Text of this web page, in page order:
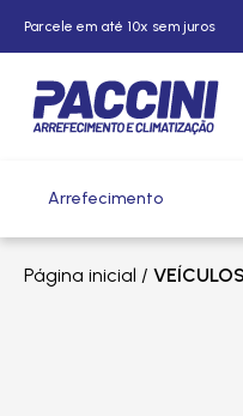
Parcele em até 10x sem juros
Arrefecimento
Página inicial / VEÍCULOS